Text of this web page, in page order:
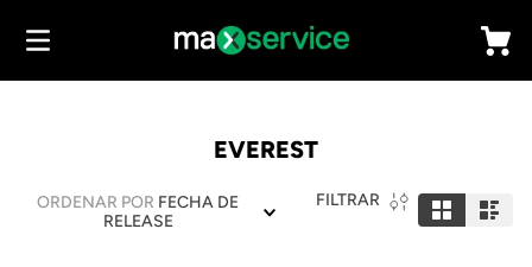
EVEREST
ORDENAR POR FECHA DE
RELEASE
FILTRAR